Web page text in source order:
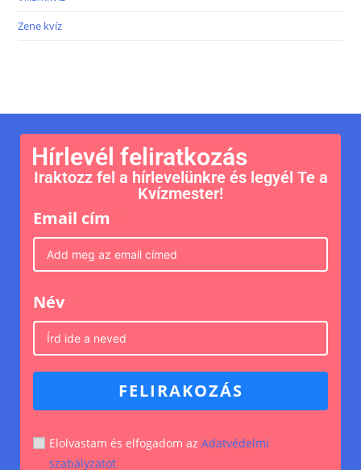
Zene kvíz
Hírlevél feliratkozás
Iraktozz fel a hírlevelünkre és legyél Te a
Kvízmester!
Email cím
Név
FELIRAKOZÁS
Elolvastam és elfogadom az Adatvédelmi
szabályzatot